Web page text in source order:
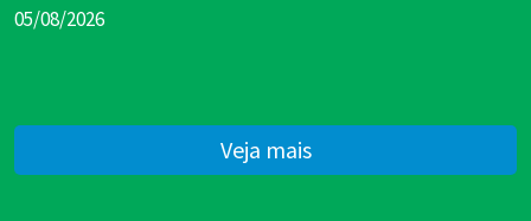
05/08/2026
Veja mais